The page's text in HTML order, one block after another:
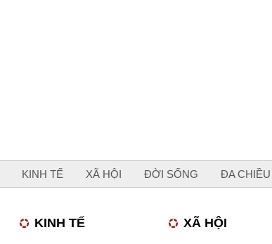
KINH TẾ XÃ HỘI ĐỜI SỐNG ĐA CHIỀU
KINH TẾ XÃ HỘI